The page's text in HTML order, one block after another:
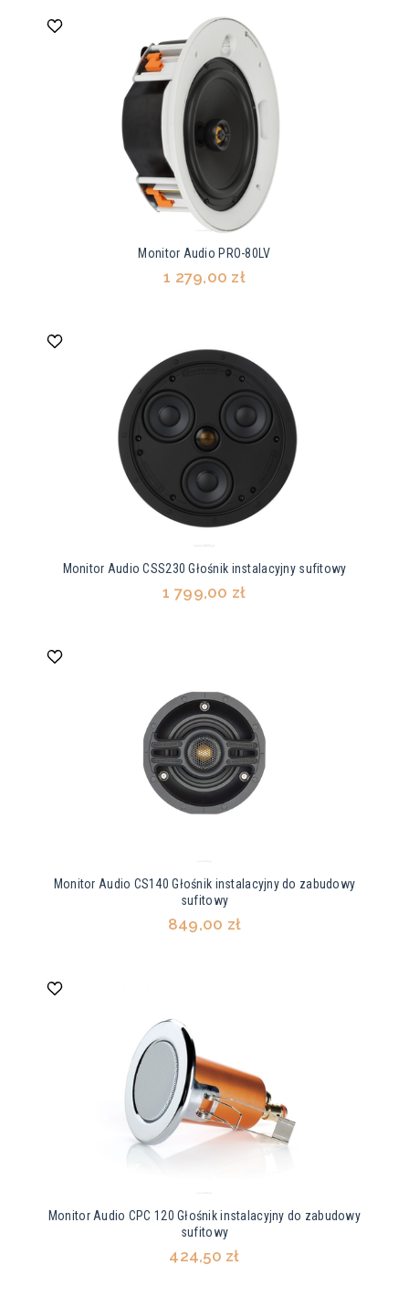
Monitor Audio PRO-80LV
1 279,00 zł
Monitor Audio CSS230 Głośnik instalacyjny sufitowy
1 799,00 zł
Monitor Audio CS140 Głośnik instalacyjny do zabudowy
sufitowy
849,00 zł
Monitor Audio CPC 120 Głośnik instalacyjny do zabudowy
sufitowy
424,50 zł